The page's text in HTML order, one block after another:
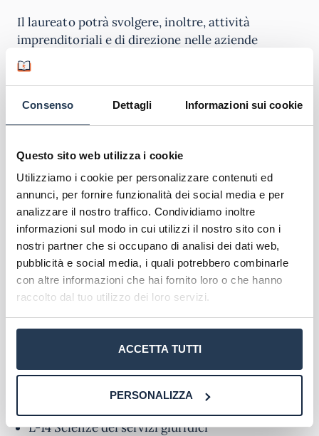
Consenso Dettagli Informazioni sui cookie
Questo sito web utilizza i cookie
Utilizziamo i cookie per personalizzare contenuti ed
annunci, per fornire funzionalità dei social media e per
analizzare il nostro traffico. Condividiamo inoltre
informazioni sul modo in cui utilizzi il nostro sito con i
nostri partner che si occupano di analisi dei dati web,
pubblicità e social media, i quali potrebbero combinarle
con altre informazioni che hai fornito loro o che hanno
raccolto dal tuo utilizzo dei loro servizi.
ACCETTA TUTTI
PERSONALIZZA
Il laureato potrà svolgere, inoltre, attività
imprenditoriali e di direzione nelle aziende
sanitarie, e anche nell’indotto industriale e di
servizi, sia in un contesto privato sia per il settore
management della sanità e dell’innovazione si
aprirà la possibilità di lavorare come libero
sempre al settore sanitario e a quello
dell’applicazione delle nuove tecnologie in ambiti
amministrativi.
Requisiti di accesso
La laurea inManagement e consulenza aziendale
dell’Università Telematica San Raffaeleè una
laurea magistrale, per questo i requisiti di
ammissione riguardano il conseguimento previo di
Le lauree per le quali è ammesso l’accesso a
questo corso sono le seguenti:
L-14 Scienze dei servizi giuridici